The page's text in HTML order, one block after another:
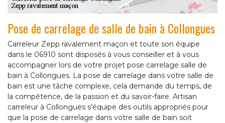
Pose de carrelage de salle de bain à Collongues
Carreleur Zepp ravalement maçon et toute son équipe
dans le 06910 sont disposés à vous conseiller et à vous
accompagner lors de votre projet pose carrelage salle de
bain à Collongues. La pose de carrelage dans votre salle de
bain est une tâche complexe, cela demande du temps, de
la compétence, de la passion et du savoir-faire. Artisan
carreleur à Collongues s’équipe des outils appropriés pour
que la pose de carrelage dans votre salle de bain soit